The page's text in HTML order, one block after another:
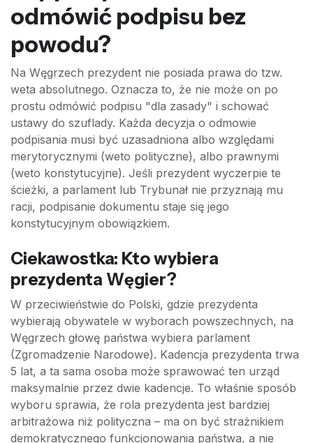
odmówić podpisu bez
powodu?
Na Węgrzech prezydent nie posiada prawa do tzw.
weta absolutnego. Oznacza to, że nie może on po
prostu odmówić podpisu "dla zasady" i schować
ustawy do szuflady. Każda decyzja o odmowie
podpisania musi być uzasadniona albo względami
merytorycznymi (weto polityczne), albo prawnymi
(weto konstytucyjne). Jeśli prezydent wyczerpie te
ścieżki, a parlament lub Trybunał nie przyznają mu
racji, podpisanie dokumentu staje się jego
konstytucyjnym obowiązkiem.
Ciekawostka: Kto wybiera
prezydenta Węgier?
W przeciwieństwie do Polski, gdzie prezydenta
wybierają obywatele w wyborach powszechnych, na
Węgrzech głowę państwa wybiera parlament
(Zgromadzenie Narodowe). Kadencja prezydenta trwa
5 lat, a ta sama osoba może sprawować ten urząd
maksymalnie przez dwie kadencje. To właśnie sposób
wyboru sprawia, że rola prezydenta jest bardziej
arbitrażowa niż polityczna – ma on być strażnikiem
demokratycznego funkcjonowania państwa, a nie